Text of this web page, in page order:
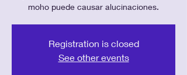
moho puede causar alucinaciones.
Registration is closed
See other events